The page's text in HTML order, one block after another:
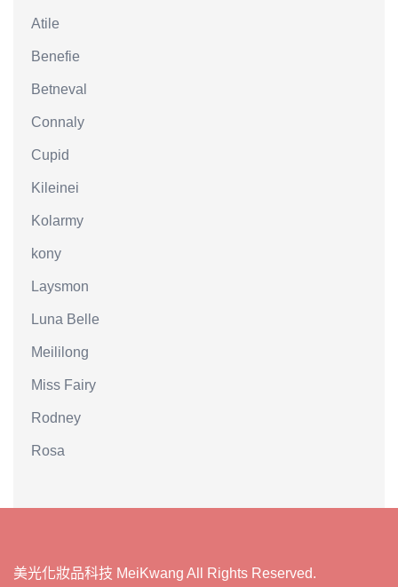
Atile
Benefie
Betneval
Connaly
Cupid
Kileinei
Kolarmy
kony
Laysmon
Luna Belle
Meililong
Miss Fairy
Rodney
Rosa
美光化妝品科技 MeiKwang All Rights Reserved.